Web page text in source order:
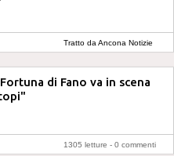
Tratto da Ancona Notizie
di Fano va in scena
1305 letture - 0 commenti